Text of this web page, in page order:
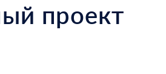
проект